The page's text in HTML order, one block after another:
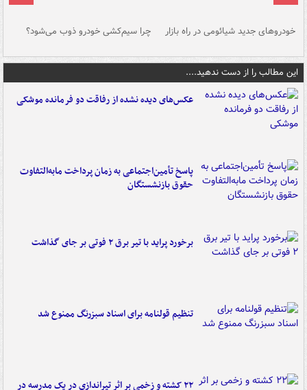
خودروهای جدید شیائومی در راه بازار چرا سیم‌کشی خودرو ذوب می‌شود؟
این مطالب را از دست ندهید....
عکس‌های دیده نشده از رفاقت دو فرمانده‌ موشکی
پاسخ تأمین‌اجتماعی به زمان پرداخت مابه‌التفاوت
حقوق بازنشستگان
برخورد پراید با تیر برق ۲ فوتی بر جای گذاشت
تنظیم قولنامه برای اسناد سبزرنگ ممنوع شد
۲۲ کشته و زخمی بر اثر تیراندازی در یک مدرسه در